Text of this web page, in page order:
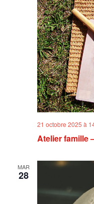
Atelier famille
21 octobre 2025 à
MAR
28